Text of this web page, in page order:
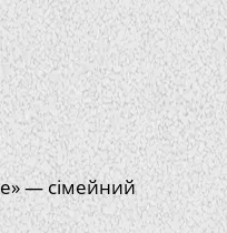
— сімейний